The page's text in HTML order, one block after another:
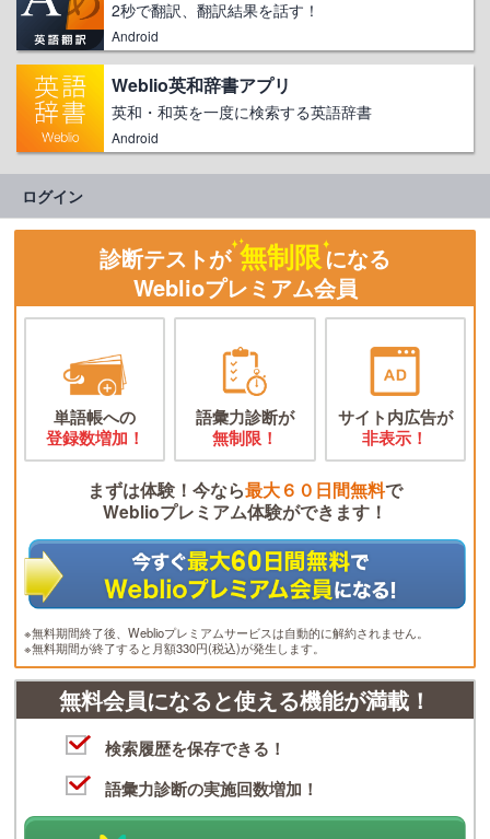
2秒で翻訳、翻訳結果を話す！
Android
Weblio英和辞書アプリ
英和・和英を一度に検索する英語辞書
Android
ログイン
診断テストが 無制限になる
Weblioプレミアム会員
単語帳への
登録数増加！
語彙力診断が
無制限！
サイト内広告が
非表示！
まずは体験！今なら最大６０日間無料で
Weblioプレミアム体験ができます！
※無料期間終了後、Weblioプレミアムサービスは自動的に解約されません。
※無料期間が終了すると月額330円(税込)が発生します。
無料会員になると使える機能が満載！
検索履歴を保存できる！
語彙力診断の実施回数増加！